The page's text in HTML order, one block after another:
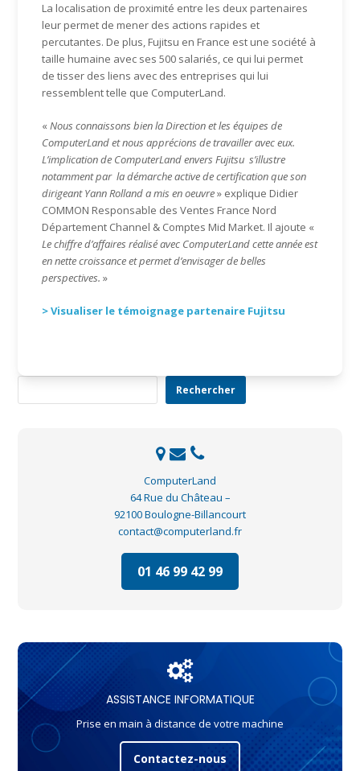
La localisation de proximité entre les deux partenaires
leur permet de mener des actions rapides et
percutantes. De plus, Fujitsu en France est une société à
taille humaine avec ses 500 salariés, ce qui lui permet
de tisser des liens avec des entreprises qui lui
ressemblent telle que ComputerLand.
«Nous connaissons bien la Direction et les équipes de
ComputerLand et nous apprécions de travailler avec eux.
L’implication de ComputerLand envers Fujitsu s’illustre
notamment par la démarche active de certification que son
dirigeant Yann Rolland a mis en oeuvre» explique Didier
COMMON Responsable des Ventes France Nord
Département Channel & Comptes Mid Market. Il ajoute «
Le chiffre d’affaires réalisé avec ComputerLand cette année est
en nette croissance et permet d’envisager de belles
perspectives. »
> Visualiser le témoignage partenaire Fujitsu
Rechercher
ComputerLand
64 Rue du Château –
92100 Boulogne-Billancourt
contact@computerland.fr
01 46 99 42 99
ASSISTANCE INFORMATIQUE
Prise en main à distance de votre machine
Contactez-nous